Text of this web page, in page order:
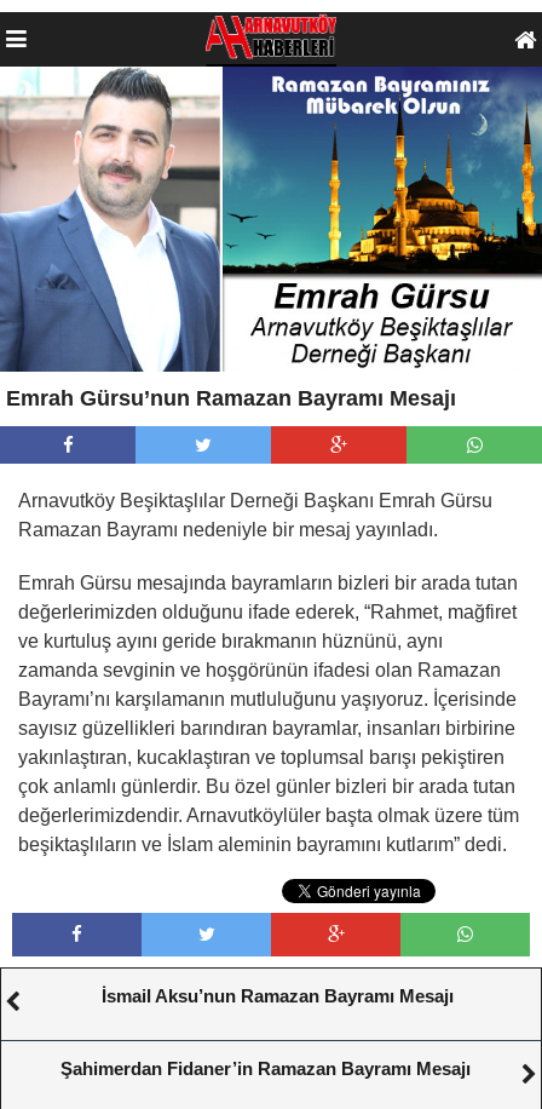
Emrah Gürsu’nun Ramazan Bayramı Mesajı
Arnavutköy Beşiktaşlılar Derneği Başkanı Emrah Gürsu
Ramazan Bayramı nedeniyle bir mesaj yayınladı.
Emrah Gürsu mesajında bayramların bizleri bir arada tutan
değerlerimizden olduğunu ifade ederek, “Rahmet, mağfiret
ve kurtuluş ayını geride bırakmanın hüznünü, aynı
zamanda sevginin ve hoşgörünün ifadesi olan Ramazan
Bayramı’nı karşılamanın mutluluğunu yaşıyoruz. İçerisinde
sayısız güzellikleri barındıran bayramlar, insanları birbirine
yakınlaştıran, kucaklaştıran ve toplumsal barışı pekiştiren
çok anlamlı günlerdir. Bu özel günler bizleri bir arada tutan
değerlerimizdendir. Arnavutköylüler başta olmak üzere tüm
beşiktaşlıların ve İslam aleminin bayramını kutlarım” dedi.
İsmail Aksu’nun Ramazan Bayramı Mesajı
Şahimerdan Fidaner’in Ramazan Bayramı Mesajı